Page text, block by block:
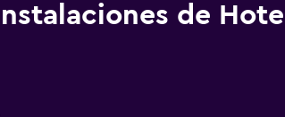
de Hotel